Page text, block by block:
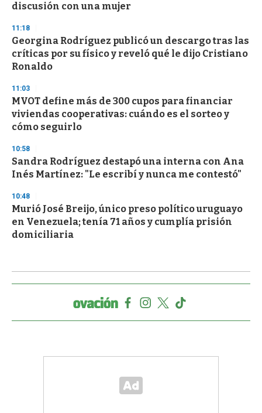
discusión con una mujer
11:18
Georgina Rodríguez publicó un descargo tras las
críticas por su físico y reveló qué le dijo Cristiano
Ronaldo
11:03
MVOT define más de 300 cupos para financiar
viviendas cooperativas: cuándo es el sorteo y
cómo seguirlo
10:58
Sandra Rodríguez destapó una interna con Ana
Inés Martínez: "Le escribí y nunca me contestó"
10:48
Murió José Breijo, único preso político uruguayo
en Venezuela; tenía 71 años y cumplía prisión
domiciliaria